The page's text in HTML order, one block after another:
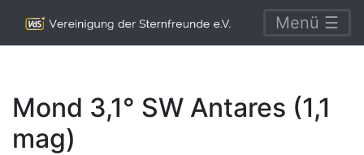
Menü ☰
Mond 3,1° SW Antares (1,1
mag)